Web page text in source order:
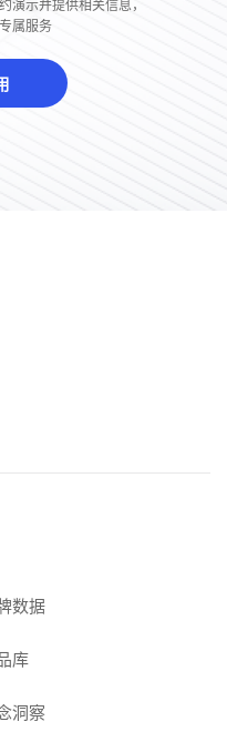
演示并提供相关信息，
属服务
数据
库
洞察